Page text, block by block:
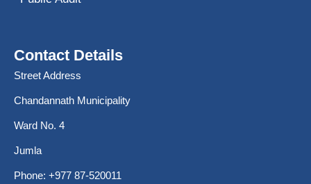
Contact Details
Street Address
Chandannath Municipality
Ward No. 4
Jumla
Phone: +977 87-520011